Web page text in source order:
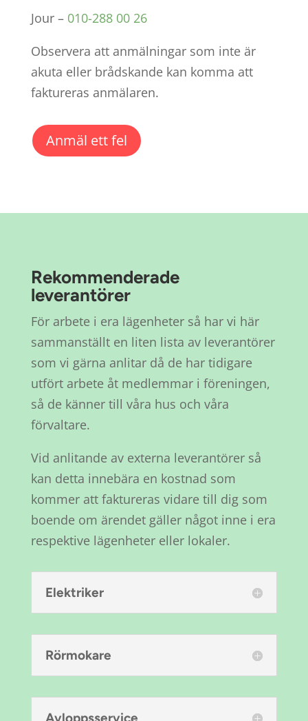
Jour – 010-288 00 26
Observera att anmälningar som inte är
akuta eller brådskande kan komma att
faktureras anmälaren.
Anmäl ett fel
Rekommenderade
leverantörer
För arbete i era lägenheter så har vi här
sammanställt en liten lista av leverantörer
som vi gärna anlitar då de har tidigare
utfört arbete åt medlemmar i föreningen,
så de känner till våra hus och våra
förvaltare.
Vid anlitande av externa leverantörer så
kan detta innebära en kostnad som
kommer att faktureras vidare till dig som
boende om ärendet gäller något inne i era
respektive lägenheter eller lokaler.
Elektriker
Rörmokare